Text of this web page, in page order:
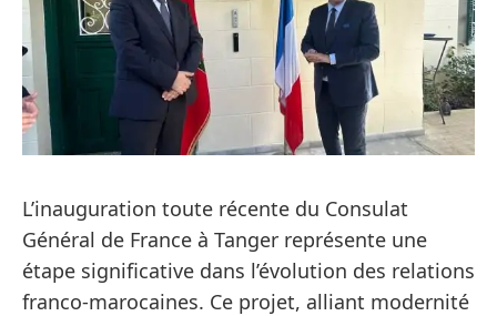
L’inauguration toute récente du Consulat
Général de France à Tanger représente une
étape significative dans l’évolution des relations
franco-marocaines. Ce projet, alliant modernité